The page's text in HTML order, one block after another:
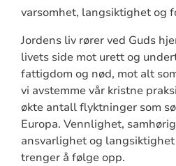
varsomhet, langsiktighet og
Jordens liv rører ved Guds
livets side mot urett og
fattigdom og nød, mot alt
vi avstemme vår kristne
økte antall flyktninger som
Europa. Vennlighet,
ansvarlighet og
trenger å følge opp.